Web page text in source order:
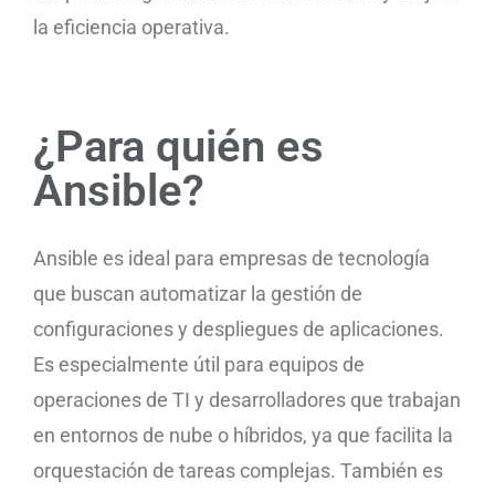
la eficiencia operativa.
¿Para quién es
Ansible?
Ansible es ideal para empresas de tecnología
que buscan automatizar la gestión de
configuraciones y despliegues de aplicaciones.
Es especialmente útil para equipos de
operaciones de TI y desarrolladores que trabajan
en entornos de nube o híbridos, ya que facilita la
orquestación de tareas complejas. También es